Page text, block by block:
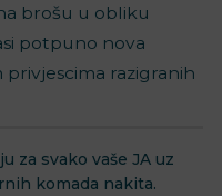
brošu u obliku
potpuno nova
razigranih
za svako vaše JA uz
komada nakita.